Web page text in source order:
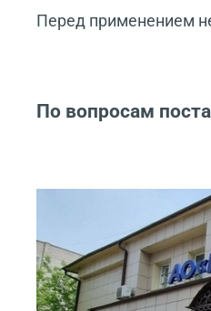
Перед применением
По вопросам